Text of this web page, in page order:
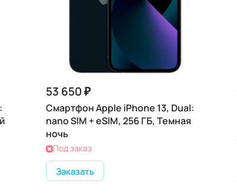
53 650 ₽
Смартфон Apple iPhone 13, Dual:
nano SIM + eSIM, 256 ГБ, Темная
ночь
Под заказ
Заказать